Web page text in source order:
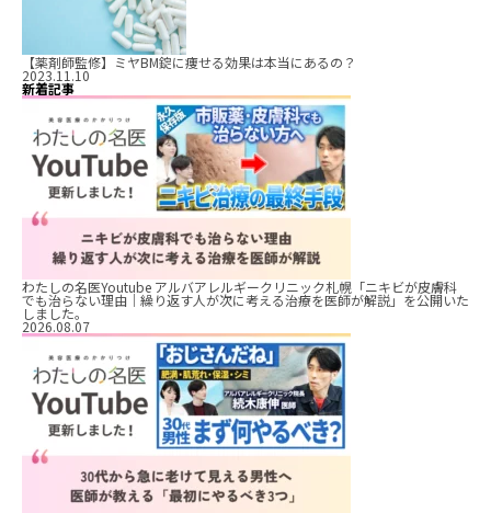
【薬剤師監修】ミヤBM錠に痩せる効果は本当にあるの？
2023.11.10
新着記事
わたしの名医Youtube アルバアレルギークリニック札幌「ニキビが皮膚科
でも治らない理由｜繰り返す人が次に考える治療を医師が解説」を公開いた
しました。
2026.08.07